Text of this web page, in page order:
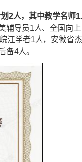
2人，其中教学名师
辅导员1人、全国向
江学者1人，安徽省
备4人。